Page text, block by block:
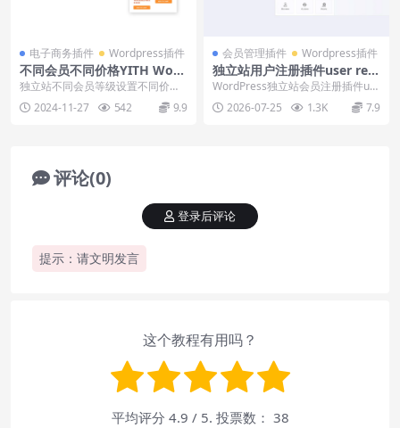
电子商务插件 Wordpress插件
不同会员不同价格YITH Woo
Commerce Role Based Pric
独立站不同会员等级设置不同价格
设置插件YITH WooCommerce Rol
e... 2024-11-27 542 9.9
会员管理插件 Wordpress插件
独立站用户注册插件user regi
stration下载安装使用教程
WordPress独立站会员注册插件us
er registration，支持注册...
2026-07-25 1.3K 7.9
评论(0)
提示：请文明发言
登录后评论
这个教程有用吗？
平均评分 4.9 / 5. 投票数： 38